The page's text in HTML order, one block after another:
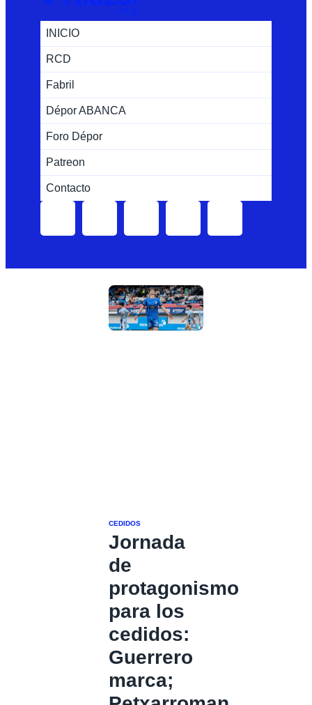
INICIO
RCD
Fabril
Dépor ABANCA
Foro Dépor
Patreon
Contacto
CEDIDOS
Jornada
de
protagonismo
para los
cedidos:
Guerrero
marca;